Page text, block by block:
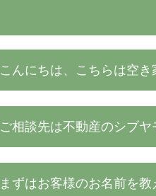
こんにちは、こちらは空き
ご相談先は不動産のシブ
まずはお客様のお名前を教